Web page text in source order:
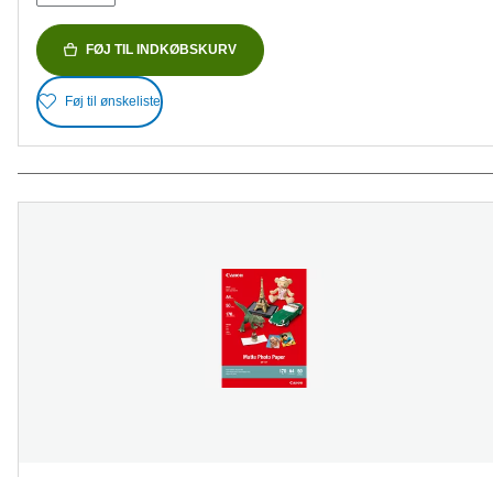
FØJ TIL INDKØBSKURV
Føj til ønskeliste